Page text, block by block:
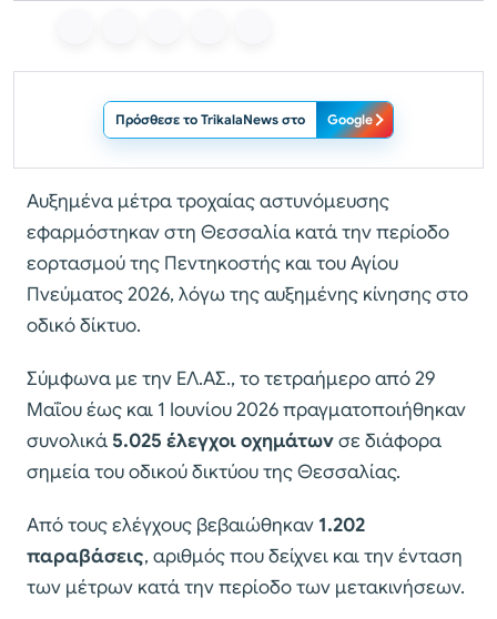
Πρόσθεσε το TrikalaNews στο Google
Αυξημένα μέτρα τροχαίας αστυνόμευσης
εφαρμόστηκαν στη Θεσσαλία κατά την περίοδο
εορτασμού της Πεντηκοστής και του Αγίου
Πνεύματος 2026, λόγω της αυξημένης κίνησης στο
οδικό δίκτυο.
Σύμφωνα με την ΕΛ.ΑΣ., το τετραήμερο από 29
Μαΐου έως και 1 Ιουνίου 2026 πραγματοποιήθηκαν
συνολικά 5.025 έλεγχοι οχημάτωνσε διάφορα
σημεία του οδικού δικτύου της Θεσσαλίας.
Από τους ελέγχους βεβαιώθηκαν 1.202
παραβάσεις, αριθμός που δείχνει και την ένταση
των μέτρων κατά την περίοδο των μετακινήσεων.